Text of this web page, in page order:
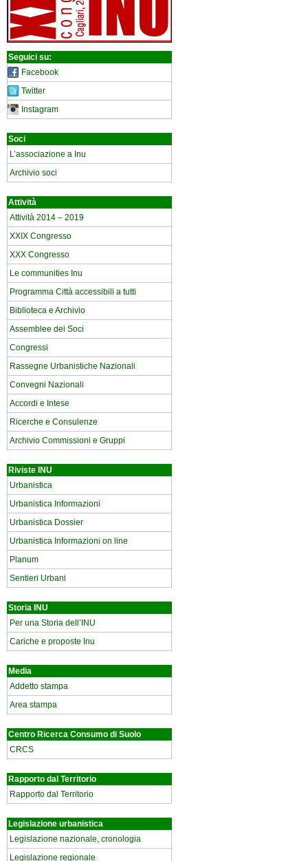
Seguici su:
Facebook
Twitter
Instagram
Soci
L’associazione a Inu
Archivio soci
Attività
Attività 2014 – 2019
XXIX Congresso
XXX Congresso
Le communities Inu
Programma Città accessibili a tutti
Biblioteca e Archivio
Assemblee dei Soci
Congressi
Rassegne Urbanistiche Nazionali
Convegni Nazionali
Accordi e Intese
Ricerche e Consulenze
Archivio Commissioni e Gruppi
Riviste INU
Urbanistica
Urbanistica Informazioni
Urbanistica Dossier
Urbanistica Informazioni on line
Planum
Sentieri Urbani
Storia INU
Per una Storia dell’INU
Cariche e proposte Inu
Media
Addetto stampa
Area stampa
Centro Ricerca Consumo di Suolo
CRCS
Rapporto dal Territorio
Rapporto dal Territorio
Legislazione urbanistica
Legislazione nazionale, cronologia
Legislazione regionale